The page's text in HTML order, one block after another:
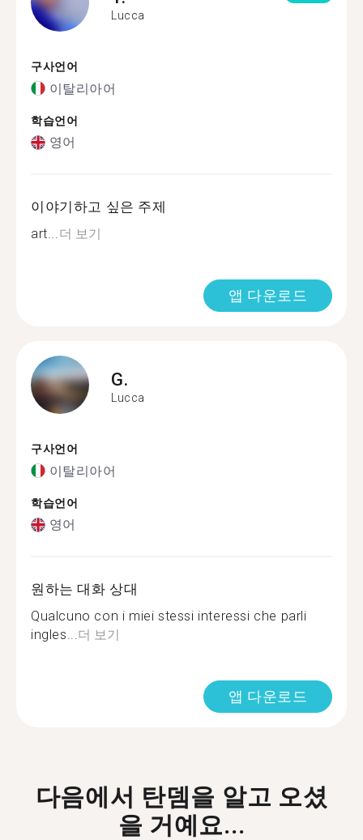
Lucca
구사언어
이탈리아어
학습언어
영어
이야기하고 싶은 주제
art...더 보기
앱 다운로드
G.
Lucca
구사언어
이탈리아어
학습언어
영어
원하는 대화 상대
Qualcuno con i miei stessi interessi che parli
ingles...더 보기
앱 다운로드
다음에서 탄뎀을 알고 오셨
을 거예요...